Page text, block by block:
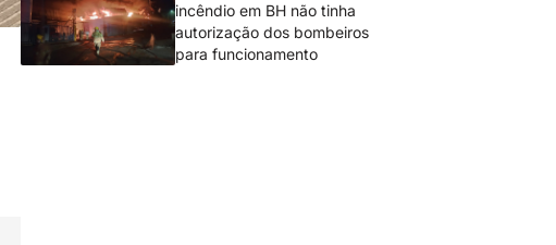
incêndio em BH não tinha
autorização dos bombeiros
para funcionamento